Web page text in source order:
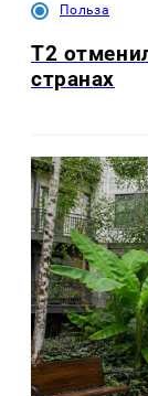
Польза
Т2
странах